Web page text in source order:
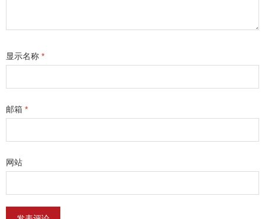
显示名称 *
邮箱 *
网站